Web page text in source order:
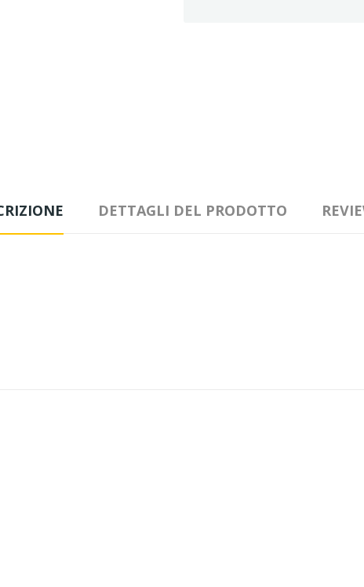
DETTAGLI DEL PRODOTTO